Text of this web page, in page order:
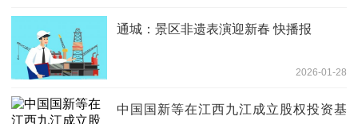
通城：景区非遗表演迎新春 快播报
2026-01-28
中国国新等在江西九江成立股权投资基